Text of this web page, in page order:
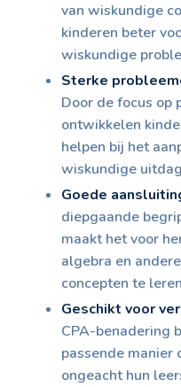
van wiskundige
kinderen beter
wiskundige
Sterke
Door de focus op
ontwikkelen
helpen bij het
wiskundige
Goede
diepgaande
maakt het voor
algebra en
concepten te
Geschikt voor
CPA-benadering
passende manier
ongeacht hun